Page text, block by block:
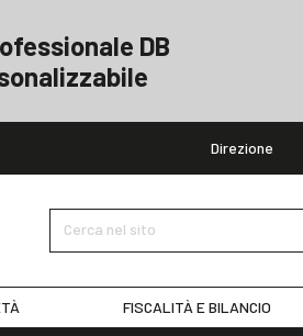
DB
Direzione
Cerca nel sito
FISCALITÀ E BILANCIO